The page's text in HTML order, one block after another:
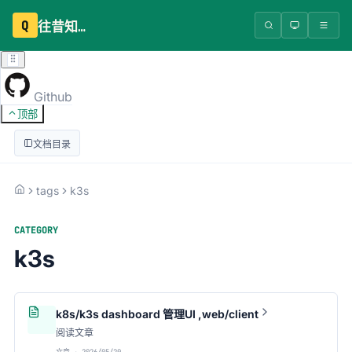
Q 往昔知识库
Github
顶部
文档目录
tags k3s
CATEGORY
k3s
k8s/k3s dashboard 管理UI ,web/client
阅读文章